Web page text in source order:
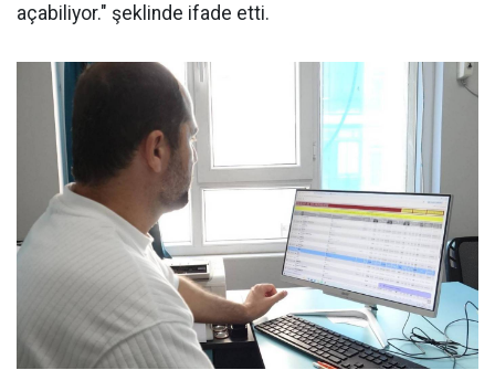
açabiliyor." şeklinde ifade etti.